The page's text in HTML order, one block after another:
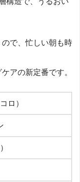
で、忙しい朝も時
アの新定番です。
ロ）